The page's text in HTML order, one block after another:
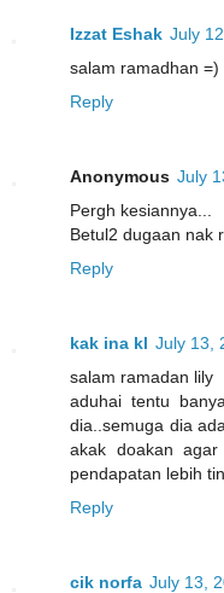
Izzat Eshak July
salam ramadhan =)
Reply
Anonymous July
Pergh kesiannya...
Betul2 dugaan nak
Reply
kak ina kl July 13,
salam ramadan lily
aduhai tentu
dia..semuga dia
akak doakan
pendapatan lebih
Reply
cik norfa July 13,